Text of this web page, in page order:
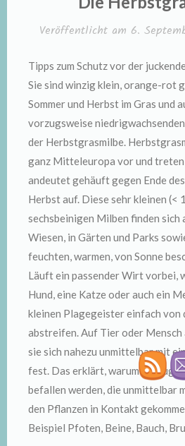
Veröffentlicht am 6.
Tipps zum Schutz vor der
Sie sind winzig klein, orange-rot
Sommer und Herbst im Gras und
vorzugsweise
der Herbstgrasmilbe.
ganz Mitteleuropa vor und treten
andeutet gehäuft gegen Ende
Herbst auf. Diese sehr kleinen (<
sechsbeinigen Milben finden sich
Wiesen, in Gärten und Parks
feuchten, warmen, von Sonne
Läuft ein passender Wirt vorbei,
Hund, eine Katze oder auch ein
kleinen Plagegeister einfach von
abstreifen. Auf Tier oder Mensch
sie sich nahezu unmittelbar mit
fest. Das erklärt, warum
befallen werden, die unmittelbar
den Pflanzen in Kontakt
Beispiel Pfoten, Beine, Bauch,